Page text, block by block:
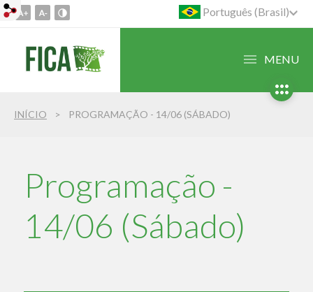
Ir
conteúdo
para
para
busca
Português (Brasil)
MENU
INÍCIO PROGRAMAÇÃO - 14/06 (SÁBADO)
Programação -
14/06 (Sábado)